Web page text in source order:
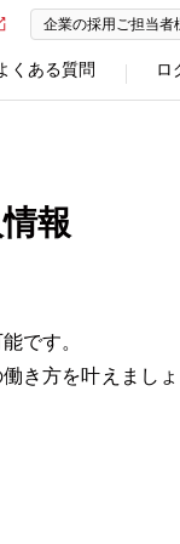
企業の採用ご担当者
くある質問 ロ
報
です。
き方を叶えまし